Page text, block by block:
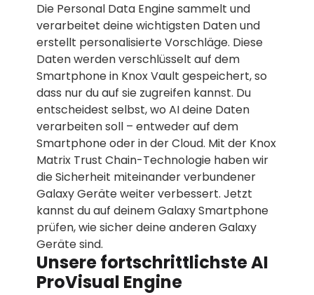
Die Personal Data Engine sammelt und
verarbeitet deine wichtigsten Daten und
erstellt personalisierte Vorschläge. Diese
Daten werden verschlüsselt auf dem
Smartphone in Knox Vault gespeichert, so
dass nur du auf sie zugreifen kannst. Du
entscheidest selbst, wo AI deine Daten
verarbeiten soll – entweder auf dem
Smartphone oder in der Cloud. Mit der Knox
Matrix Trust Chain-Technologie haben wir
die Sicherheit miteinander verbundener
Galaxy Geräte weiter verbessert. Jetzt
kannst du auf deinem Galaxy Smartphone
prüfen, wie sicher deine anderen Galaxy
Geräte sind.
Unsere fortschrittlichste AI
ProVisual Engine